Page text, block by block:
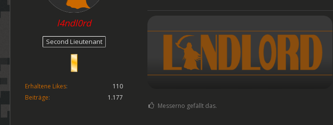
l4ndl0rd
Second Lieutenant
Erhaltene Likes
110
Beiträge
1.177
Messerno gefällt das.